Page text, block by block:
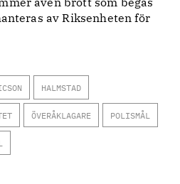
av Riksenheten för
HALMSTAD
ÖVERÅKLAGARE POLISMÅL